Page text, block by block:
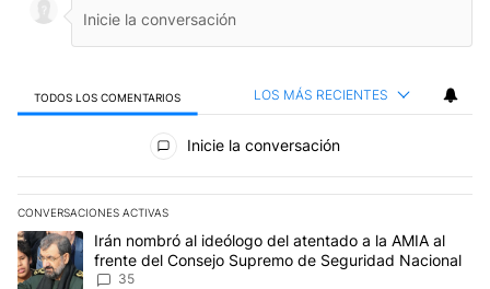
TODOS LOS COMENTARIOS LOS MÁS RECIENTES
Todos los comentarios
Inicie la conversación
CONVERSACIONES ACTIVAS
Este listado muestra los artículos con más comentarios en los
Un artículo de tendencia con el título "Irán nombró al ideólogo
Irán nombró al ideólogo del atentado a la AMIA al
frente del Consejo Supremo de Seguridad Nacional
35